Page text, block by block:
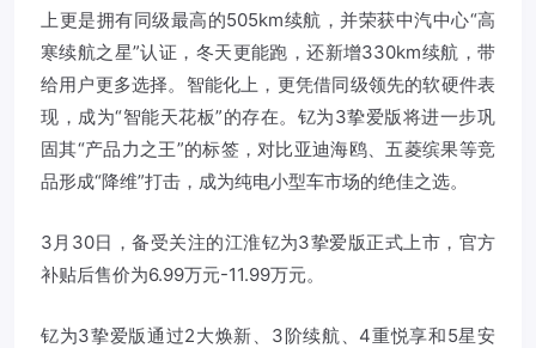
上更是拥有同级最高的505km续航，并荣获中汽中心“高
寒续航之星”认证，冬天更能跑，还新增330km续航，带
给用户更多选择。智能化上，更凭借同级领先的软硬件表
现，成为“智能天花板”的存在。钇为3挚爱版将进一步巩
固其“产品力之王”的标签，对比亚迪海鸥、五菱缤果等竞
品形成“降维”打击，成为纯电小型车市场的绝佳之选。
3月30日，备受关注的江淮钇为3挚爱版正式上市，官方
补贴后售价为6.99万元-11.99万元。
钇为3挚爱版通过2大焕新、3阶续航、4重悦享和5星安